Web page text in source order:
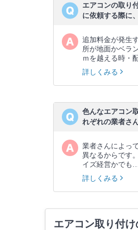
エアコンの取り
に依頼する際に
追加料金が発生
所が地面かベラ
ｍを越える時・
詳しくみる
色んなエアコン
れぞれの業者さ
業者さんによっ
異なるからです
イズ経営かでも
詳しくみる
エアコン取り付け